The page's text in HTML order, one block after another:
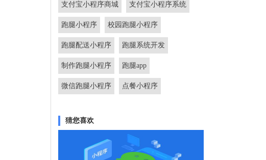
支付宝小程序商城 支付宝小程序系统
跑腿小程序 校园跑腿小程序
跑腿配送小程序 跑腿系统开发
制作跑腿小程序 跑腿app
微信跑腿小程序 点餐小程序
猜您喜欢